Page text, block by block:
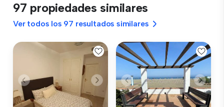
97 propiedades similares
Ver todos los 97 resultados similares